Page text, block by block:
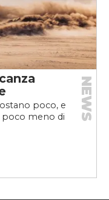
poco, e
poco meno di
NEWS